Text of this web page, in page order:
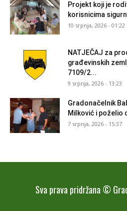
Projekt koji je
korisnicima
10 srpnja, 2026 - 01:22
NATJEČAJ za
građevinskih
7109/2...
9 srpnja, 2026 - 13:23
Gradonačelnik
Milković i poželio
7 srpnja, 2026 - 15:37
Sva prava pridržana ©